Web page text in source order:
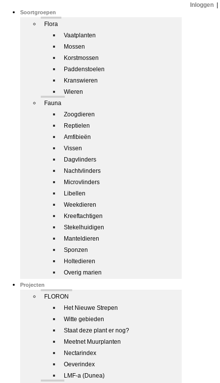
Soortgroepen
Flora
Vaatplanten
Mossen
Korstmossen
Paddenstoelen
Kranswieren
Wieren
Fauna
Zoogdieren
Reptielen
Amfibieën
Vissen
Dagvlinders
Nachtvlinders
Microvlinders
Libellen
Weekdieren
Kreeftachtigen
Stekelhuidigen
Manteldieren
Sponzen
Holtedieren
Overig marien
Projecten
FLORON
Het Nieuwe Strepen
Witte gebieden
Staat deze plant er nog?
Meetnet Muurplanten
Nectarindex
Oeverindex
LMF-a (Dunea)
Inloggen